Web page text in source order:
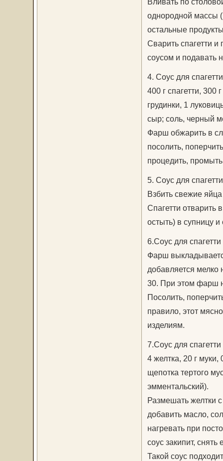
однородной массы
остальные
Сварить спагетти
соусом и подавать
4. Соус для
400 г спагетти, 300
грудинки, 1
сыр; соль, черный
Фарш обжарить в
посолить,
процедить,
5. Соус для
Взбить свежие
Спагетти отварить
остыть) в супницу
6.Соус для
Фарш
добавляется мелко
30. При этом фарш
Посолить,
правило, этот
изделиям.
7.Соус для
4 желтка, 20 г муки,
щепотка тертого
эмментальский).
Размешать желтки
добавить масло,
нагревать при
соус закипит,
Такой соус